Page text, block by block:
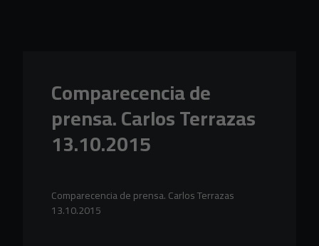
Comparecencia de
prensa. Carlos Terrazas
13.10.2015
Comparecencia de prensa. Carlos Terrazas
13.10.2015